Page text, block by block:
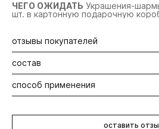
ЧЕГО ОЖИДАТЬ Украшения-
шт. в картонную подарочную
отзывы покупателей
Будьте первыми! Оставьте отзыв
состав
Латунь, цинк, сталь, силикон.
способ применения
оставить